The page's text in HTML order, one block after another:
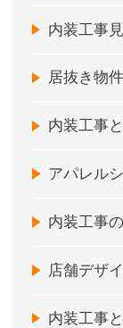
内装工事
居抜き物
内装工事
アパレル
内装工事
店舗デザ
内装工事